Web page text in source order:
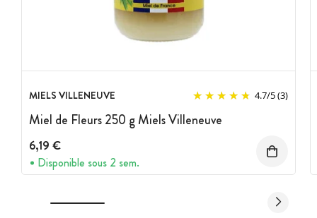
MIELS VILLENEUVE 4.7/5(3)
Miel de Fleurs 250 g Miels Villeneuve
6,19 €
Disponible sous 2 sem.